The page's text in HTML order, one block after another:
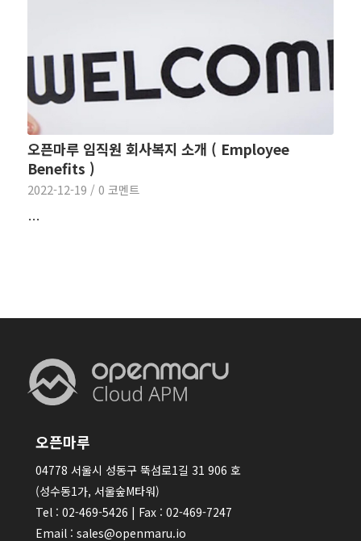
오픈마루 임직원 회사복지 소개 ( Employee
Benefits )
2022-12-19 / 0 코멘트
…
오픈마루
04778 서울시 성동구 뚝섬로1길 31 906 호
(성수동1가, 서울숲M타워)
Tel : 02-469-5426 | Fax : 02-469-7247
Email : sales@openmaru.io